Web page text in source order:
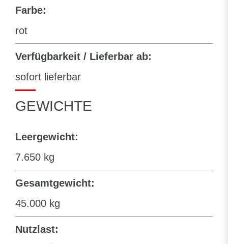
Farbe:
rot
Verfügbarkeit / Lieferbar ab:
sofort lieferbar
GEWICHTE
Leergewicht:
7.650 kg
Gesamtgewicht:
45.000 kg
Nutzlast: